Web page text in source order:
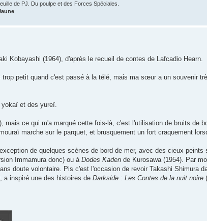
de PJ. Du poulpe et des Forces Spéciales.
Kobayashi (1964), d'après le recueil de contes de Lafcadio Hearn.
petit quand c'est passé à la télé, mais ma sœur a un souvenir
et des yureï.
), mais ce qui m'a marqué cette fois-là, c'est l'utilisation de bruits de
marche sur le parquet, et brusquement un fort craquement
de quelques scènes de bord de mer, avec des cieux
Immamura donc) ou à Dodes Kaden de Kurosawa (1954). Par
doute volontaire. Pis c'est l'occasion de revoir Takashi Shimura
, a inspiré une des histoires de Darkside : Les Contes de la nuit noire